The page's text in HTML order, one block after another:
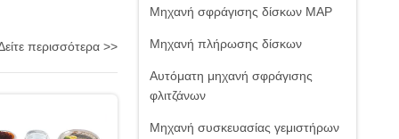
Μηχανή σφράγισης δίσκων MAP
Μηχανή πλήρωσης δίσκων
Αυτόματη μηχανή σφράγισης
φλιτζάνων
Μηχανή συσκευασίας γεμιστήρων
περισσότερα >>